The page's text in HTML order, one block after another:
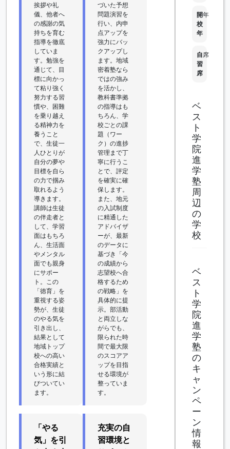
挨拶や礼
儀、他者へ
の感謝の気
持ちを育む
指導を徹底
していま
す。勉強を
通じて、目
標に向かっ
て粘り強く
努力する習
慣や、困難
を乗り越え
る精神力を
養うこと
で、生徒一
人ひとりが
自分の夢や
目標を自ら
の力で掴み
取れるよう
導きます。
講師は生徒
の伴走者と
して、学習
面はもちろ
ん、生活面
やメンタル
面でも親身
にサポー
ト。この
「徳育」を
重視する姿
勢が、生徒
のやる気を
引き出し、
結果として
地域トップ
校への高い
合格実績と
いう形に結
びついてい
ます。
づいた予想
問題演習を
行い、内申
点アップを
強力にバッ
クアップし
ます。地域
密着塾なら
ではの強み
を活かし、
教科書準拠
の指導はも
ちろん、学
校ごとの課
題（ワー
ク）の進捗
管理まで丁
寧に行うこ
とで、評定
を確実に確
保します。
また、地元
の入試制度
に精通した
アドバイザ
ーが、最新
のデータに
基づき「今
の成績から
志望校へ合
格するため
の戦略」を
具体的に提
示。部活動
と両立しな
がらでも、
限られた時
間で最大限
のスコアア
ップを目指
せる環境が
整っていま
す。
「やる
気」を引
充実の自
習環境と
開
校
年
年
自
習
席
席
ベ
ス
ト
学
院
進
学
塾
周
辺
の
学
校
ベ
ス
ト
学
院
進
学
塾
の
キ
ャ
ン
ペ
ー
ン
情
報